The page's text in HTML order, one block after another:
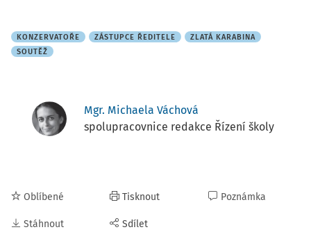
KONZERVATOŘE ZÁSTUPCE ŘEDITELE
ZLATÁ KARABINA
SOUTĚŽ
Mgr. Michaela Váchová
spolupracovnice redakce Řízení školy
Oblíbené
Stáhnout
Tisknout
Sdílet
Poznámka